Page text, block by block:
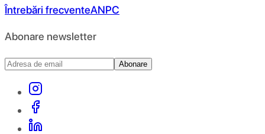
Întrebări frecventeANPC
Abonare newsletter
Abonare